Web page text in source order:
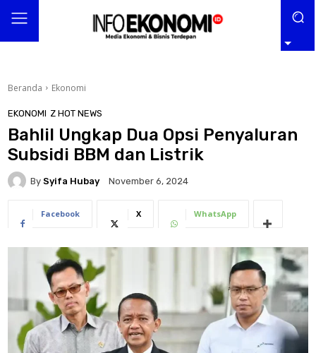
Beranda Ekonomi
EKONOMI Z HOT NEWS
Bahlil Ungkap Dua Opsi Penyaluran
Subsidi BBM dan Listrik
By Syifa Hubay November 6, 2024
Facebook X WhatsApp